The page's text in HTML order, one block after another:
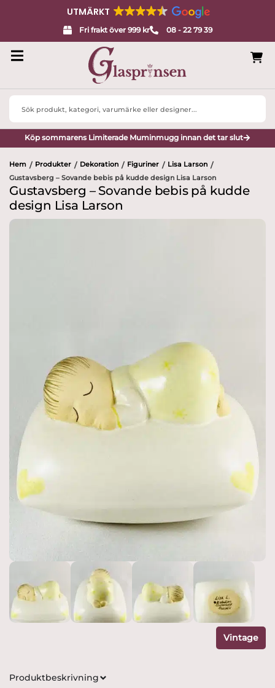
UTMÄRKT
Fri frakt över 999 kr 08 - 22 79 39
Search
Köp sommarens Limiterade Muminmugg innan det tar slut
Hem / Produkter / Dekoration / Figuriner / Lisa Larson /
Gustavsberg – Sovande bebis på kudde design Lisa Larson
Gustavsberg – Sovande bebis på kudde
design Lisa Larson
Vintage
Produktbeskrivning